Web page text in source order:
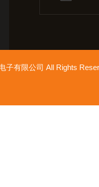
子有限公司 All Rights